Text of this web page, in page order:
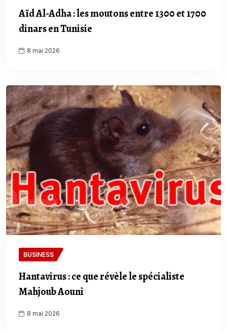
Aïd Al-Adha : les moutons entre 1300 et 1700
dinars en Tunisie
8 mai 2026
BUSINESS
Hantavirus : ce que révèle le spécialiste
Mahjoub Aouni
8 mai 2026